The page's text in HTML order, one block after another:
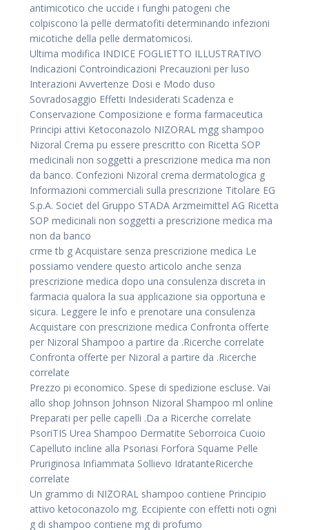
antimicotico che uccide i funghi patogeni che
colpiscono la pelle dermatofiti determinando infezioni
micotiche della pelle dermatomicosi.
Ultima modifica INDICE FOGLIETTO ILLUSTRATIVO
Indicazioni Controindicazioni Precauzioni per luso
Interazioni Avvertenze Dosi e Modo duso
Sovradosaggio Effetti Indesiderati Scadenza e
Conservazione Composizione e forma farmaceutica
Principi attivi Ketoconazolo NIZORAL mgg shampoo
Nizoral Crema pu essere prescritto con Ricetta SOP
medicinali non soggetti a prescrizione medica ma non
da banco. Confezioni Nizoral crema dermatologica g
Informazioni commerciali sulla prescrizione Titolare EG
S.p.A. Societ del Gruppo STADA Arzmeimittel AG Ricetta
SOP medicinali non soggetti a prescrizione medica ma
non da banco
crme tb g Acquistare senza prescrizione medica Le
possiamo vendere questo articolo anche senza
prescrizione medica dopo una consulenza discreta in
farmacia qualora la sua applicazione sia opportuna e
sicura. Leggere le info e prenotare una consulenza
Acquistare con prescrizione medica Confronta offerte
per Nizoral Shampoo a partire da .Ricerche correlate
Confronta offerte per Nizoral a partire da .Ricerche
correlate
Prezzo pi economico. Spese di spedizione escluse. Vai
allo shop Johnson Johnson Nizoral Shampoo ml online
Preparati per pelle capelli .Da a Ricerche correlate
PsoriTIS Urea Shampoo Dermatite Seborroica Cuoio
Capelluto incline alla Psoriasi Forfora Squame Pelle
Pruriginosa Infiammata Sollievo IdratanteRicerche
correlate
Un grammo di NIZORAL shampoo contiene Principio
attivo ketoconazolo mg. Eccipiente con effetti noti ogni
g di shampoo contiene mg di profumo